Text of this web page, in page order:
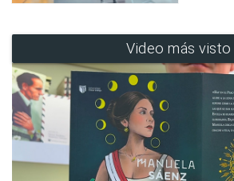
Video más visto